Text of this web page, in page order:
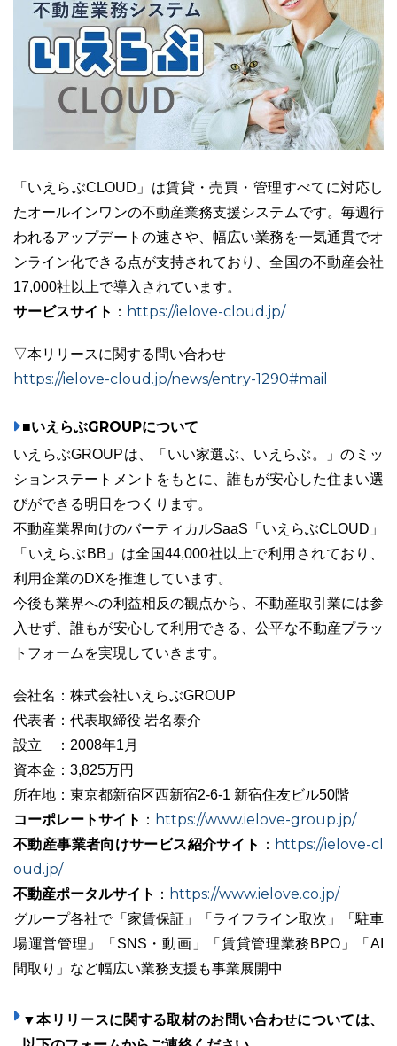
「いえらぶCLOUD」は賃貸・売買・管理すべてに対応し
たオールインワンの不動産業務支援システムです。毎週行
われるアップデートの速さや、幅広い業務を一気通貫でオ
ンライン化できる点が支持されており、全国の不動産会社
17,000社以上で導入されています。
サービスサイト ： https://ielove-cloud.jp/
▽本リリースに関する問い合わせ
https://ielove-cloud.jp/news/entry-1290#mail
■いえらぶGROUPについて
いえらぶGROUPは、「いい家選ぶ、いえらぶ。」のミッ
ションステートメントをもとに、誰もが安心した住まい選
びができる明日をつくります。
不動産業界向けのバーティカルSaaS「いえらぶCLOUD」
「いえらぶBB」は全国44,000社以上で利用されており、
利用企業のDXを推進しています。
今後も業界への利益相反の観点から、不動産取引業には参
入せず、誰もが安心して利用できる、公平な不動産プラッ
トフォームを実現していきます。
会社名：株式会社いえらぶGROUP
代表者：代表取締役 岩名泰介
設立 ：2008年1月
資本金：3,825万円
所在地：東京都新宿区西新宿2-6-1 新宿住友ビル50階
コーポレートサイト ： https://www.ielove-group.jp/
不動産事業者向けサービス紹介サイト
： https://ielove-cl
oud.jp/
不動産ポータルサイト ： https://www.ielove.co.jp/
グループ各社で「家賃保証」「ライフライン取次」「駐車
場運営管理」「SNS・動画」「賃貸管理業務BPO」「AI
間取り」など幅広い業務支援も事業展開中
▼本リリースに関する取材のお問い合わせについては、